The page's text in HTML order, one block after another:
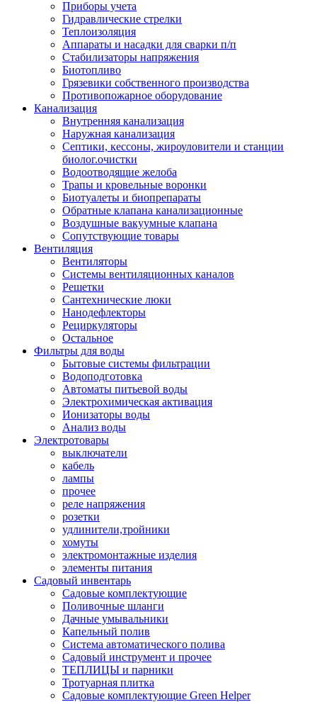
Приборы учета
Гидравлические стрелки
Теплоизоляция
Аппараты и насадки для сварки п/п
Стабилизаторы напряжения
Биотопливо
Грязевики собственного производства
Противопожарное оборудование
Канализация
Внутренняя канализация
Наружная канализация
Септики, кессоны, жироуловители и станции
биолог.очистки
Водоотводящие желоба
Трапы и кровельные воронки
Биотуалеты и биопрепараты
Обратные клапана канализационные
Воздушные вакуумные клапана
Сопутствующие товары
Вентиляция
Вентиляторы
Системы вентиляционных каналов
Решетки
Сантехнические люки
Нанодефлекторы
Рециркуляторы
Остальное
Фильтры для воды
Бытовые системы фильтрации
Водоподготовка
Автоматы питьевой воды
Электрохимическая активация
Ионизаторы воды
Анализ воды
Электротовары
выключатели
кабель
лампы
прочее
реле напряжения
розетки
удлинители,тройники
хомуты
электромонтажные изделия
элементы питания
Садовый инвентарь
Садовые комплектующие
Поливочные шланги
Дачные умывальники
Капельный полив
Система автоматического полива
Садовый инструмент и прочее
ТЕПЛИЦЫ и парники
Тротуарная плитка
Садовые комплектующие Green Helper